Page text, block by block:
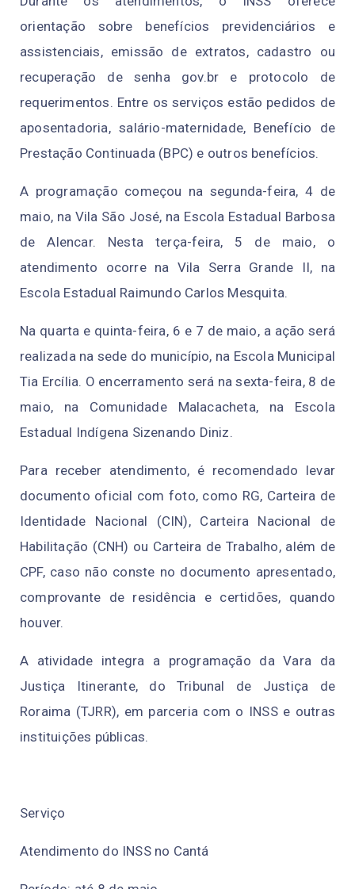
orientação sobre benefícios previdenciários e
assistenciais, emissão de extratos, cadastro ou
recuperação de senha gov.br e protocolo de
requerimentos. Entre os serviços estão pedidos de
aposentadoria, salário-maternidade, Benefício de
Prestação Continuada (BPC) e outros benefícios.
A programação começou na segunda-feira, 4 de
maio, na Vila São José, na Escola Estadual Barbosa
de Alencar. Nesta terça-feira, 5 de maio, o
atendimento ocorre na Vila Serra Grande II, na
Escola Estadual Raimundo Carlos Mesquita.
Na quarta e quinta-feira, 6 e 7 de maio, a ação será
realizada na sede do município, na Escola Municipal
Tia Ercília. O encerramento será na sexta-feira, 8 de
maio, na Comunidade Malacacheta, na Escola
Estadual Indígena Sizenando Diniz.
Para receber atendimento, é recomendado levar
documento oficial com foto, como RG, Carteira de
Identidade Nacional (CIN), Carteira Nacional de
Habilitação (CNH) ou Carteira de Trabalho, além de
CPF, caso não conste no documento apresentado,
comprovante de residência e certidões, quando
houver.
A atividade integra a programação da Vara da
Justiça Itinerante, do Tribunal de Justiça de
Roraima (TJRR), em parceria com o INSS e outras
instituições públicas.
Serviço
Atendimento do INSS no Cantá